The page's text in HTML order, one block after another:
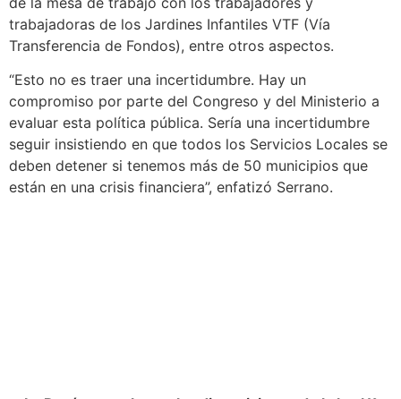
trabajadoras de los Jardines Infantiles VTF (Vía
Transferencia de Fondos), entre otros aspectos.
“Esto no es traer una incertidumbre. Hay un
compromiso por parte del Congreso y del Ministerio a
evaluar esta política pública. Sería una incertidumbre
seguir insistiendo en que todos los Servicios Locales se
deben detener si tenemos más de 50 municipios que
están en una crisis financiera”, enfatizó Serrano.